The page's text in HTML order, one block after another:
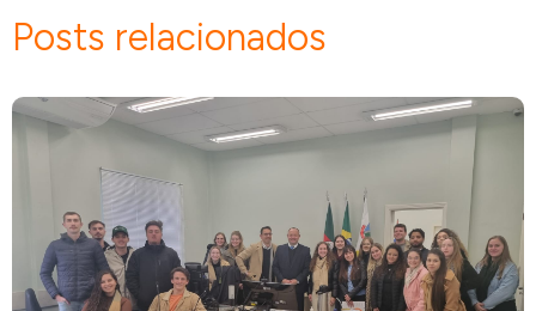
Posts relacionados